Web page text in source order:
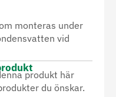
monteras under
vid
produkt här
du önskar.